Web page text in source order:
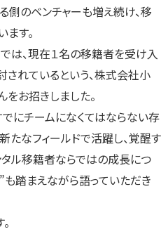
側のベンチャーも増え続け、移
す。
は、現在１名の移籍者を受け入
れているという、株式会社小
お招きしました。
にチームになくてはならない存
たなフィールドで活躍し、覚醒す
ル移籍者ならではの成長につ
踏まえながら語っていただき